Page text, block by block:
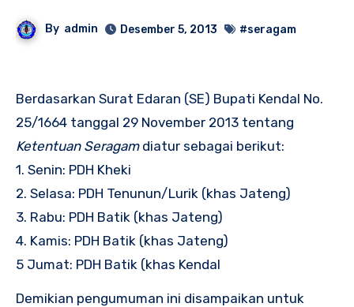
By admin Desember 5, 2013 #seragam
Berdasarkan Surat Edaran (SE) Bupati Kendal No.
25/1664 tanggal 29 November 2013 tentang
Ketentuan Seragamdiatur sebagai berikut:
1. Senin: PDH Kheki
2. Selasa: PDH Tenunun/Lurik (khas Jateng)
3. Rabu: PDH Batik (khas Jateng)
4. Kamis: PDH Batik (khas Jateng)
5 Jumat: PDH Batik (khas Kendal
Demikian pengumuman ini disampaikan untuk